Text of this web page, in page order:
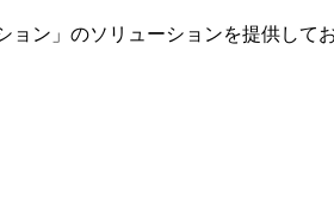
ン」のソリューションを提供してお